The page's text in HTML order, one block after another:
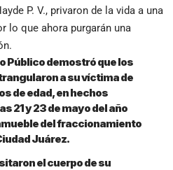
P. V., privaron de la vida a una
lo que ahora purgarán una
Público demostró que los
a su víctima de
de edad, en hechos
21 y 23 de mayo del año
del fraccionamiento
Juárez.
el cuerpo de su